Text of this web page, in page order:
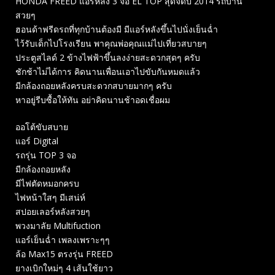
สวยๆ
ฮอนด้าฟรีดรถที่ทุกบ้านต้องมี มีแอร์หลังขึ้นไปนั่งเย็นฉ่ำ
ไว้รับเด็กไปโรงเรียน พาคุณพ่อคุณแม่ไปเที่ยวสบายๆ
ประตูสไลด์ 2 ข้างไฟฟ้าขึ้นลงง่ายสะดวกสุดๆ ครับ
ชักช้าไม่ได้การ คิดนานเพื่อนเอาไปขับกันหมดแล้ว
มีกล้องถอยหลังครบสะดวกสบายมากๆ ครับ
หาอยู่รีบซื้อให้ทัน อย่าคิดนานช้าอดเชื่อผม
ออโต้ขับสบาย
แอร์ Digital
รถรุ่น TOP 3 จอ
มีกล้องถอยหลัง
มีไฟตัดหมอกครบ
ไฟหน้าใสๆ มีเสน่ห์
สปอยเลอร์หลังสวยๆ
พวงมาลัย Multifuction
แอร์เย็นฉ่ำ เพลงเพราะๆๆ
ล้อ Max15 ตรงรุ่น FREED
ยางเบิกใหม่ๆ 4 เส้นใช้ยาว